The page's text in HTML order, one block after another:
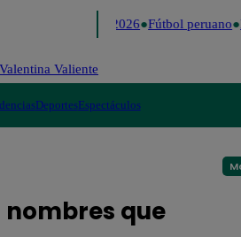
Perú Decide 2026 Fútbol peruano
Valentina Valiente
DeportesEspectáculos
nombres que